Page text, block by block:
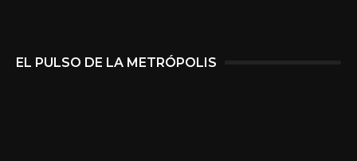
EL PULSO DE LA METRÓPOLIS